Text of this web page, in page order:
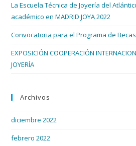
La Escuela Técnica de Joyería del
académico en MADRID JOYA 2022
Convocatoria para el Programa de
EXPOSICIÓN COOPERACIÓN
JOYERÍA
Archivos
diciembre 2022
febrero 2022